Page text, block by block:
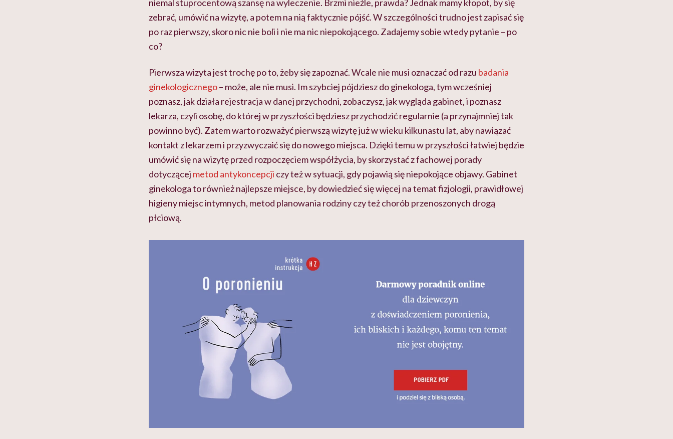
niemal stuprocentową szansę na wyleczenie. Brzmi nieźle, prawda? Jednak mamy kłopot, by się
zebrać, umówić na wizytę, a potem na nią faktycznie pójść. W szczególności trudno jest zapisać się
po raz pierwszy, skoro nic nie boli i nie ma nic niepokojącego. Zadajemy sobie wtedy pytanie – po
co?
Pierwsza wizyta jest trochę po to, żeby się zapoznać. Wcale nie musi oznaczać od razu badania
ginekologicznego– może, ale nie musi. Im szybciej pójdziesz do ginekologa, tym wcześniej
poznasz, jak działa rejestracja w danej przychodni, zobaczysz, jak wygląda gabinet, i poznasz
lekarza, czyli osobę, do której w przyszłości będziesz przychodzić regularnie (a przynajmniej tak
powinno być). Zatem warto rozważyć pierwszą wizytę już w wieku kilkunastu lat, aby nawiązać
kontakt z lekarzem i przyzwyczaić się do nowego miejsca. Dzięki temu w przyszłości łatwiej będzie
umówić się na wizytę przed rozpoczęciem współżycia, by skorzystać z fachowej porady
dotyczącej metod antykoncepcji czy też w sytuacji, gdy pojawią się niepokojące objawy. Gabinet
ginekologa to również najlepsze miejsce, by dowiedzieć się więcej na temat fizjologii, prawidłowej
higieny miejsc intymnych, metod planowania rodziny czy też chorób przenoszonych drogą
płciową.